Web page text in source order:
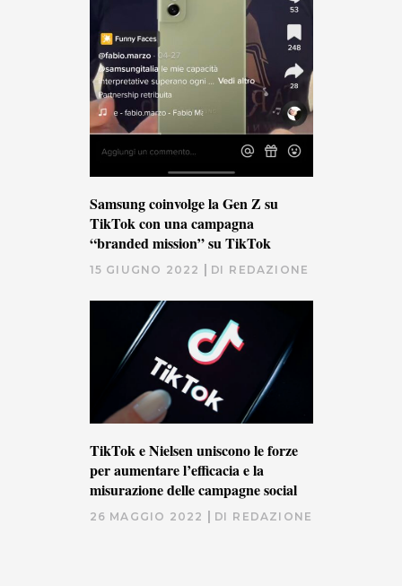
Samsung coinvolge la Gen Z su
TikTok con una campagna
“branded mission” su TikTok
15 GIUGNO 2022 DI REDAZIONE
TikTok e Nielsen uniscono le forze
per aumentare l’efficacia e la
misurazione delle campagne social
26 MAGGIO 2022 DI REDAZIONE